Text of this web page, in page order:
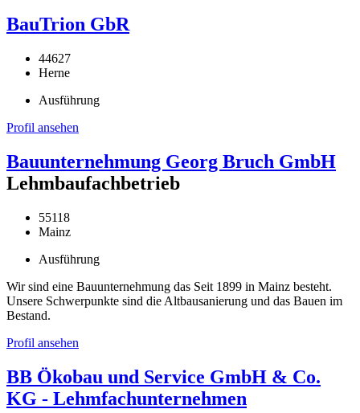
BauTrion GbR
44627
Herne
Ausführung
Profil ansehen
Bauunternehmung Georg Bruch GmbH
Lehmbaufachbetrieb
55118
Mainz
Ausführung
Wir sind eine Bauunternehmung das Seit 1899 in Mainz besteht.
Unsere Schwerpunkte sind die Altbausanierung und das Bauen im
Bestand.
Profil ansehen
BB Ökobau und Service GmbH & Co.
KG - Lehmfachunternehmen